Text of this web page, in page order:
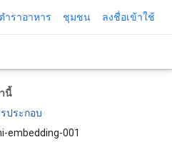
ตำราอาหาร ชุมชน ลงชื่อเข้าใช้
นี้
ประกอบ
embedding-001